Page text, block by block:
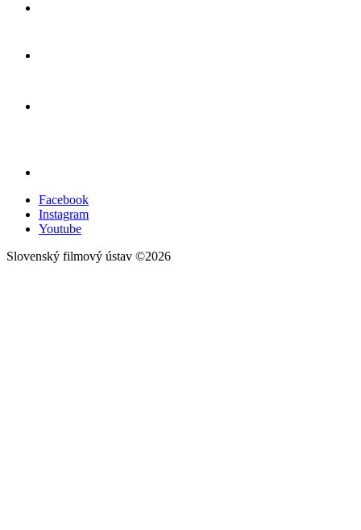
Facebook
Instagram
Youtube
Slovenský filmový ústav ©2026